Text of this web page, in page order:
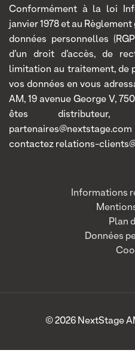
Conformément à la loi
janvier 1978 et au
données personnelles
d’un droit d’accès, de
limitation au traitement, de
vos données en vous
AM, 19 avenue George V,
êtes distributeur,
contactez relations-
Informations
Plan
Données
© 2026 NextStage